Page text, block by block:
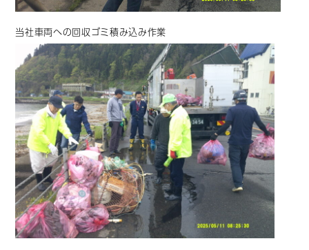
当社車両への回収ゴミ積み込み作業